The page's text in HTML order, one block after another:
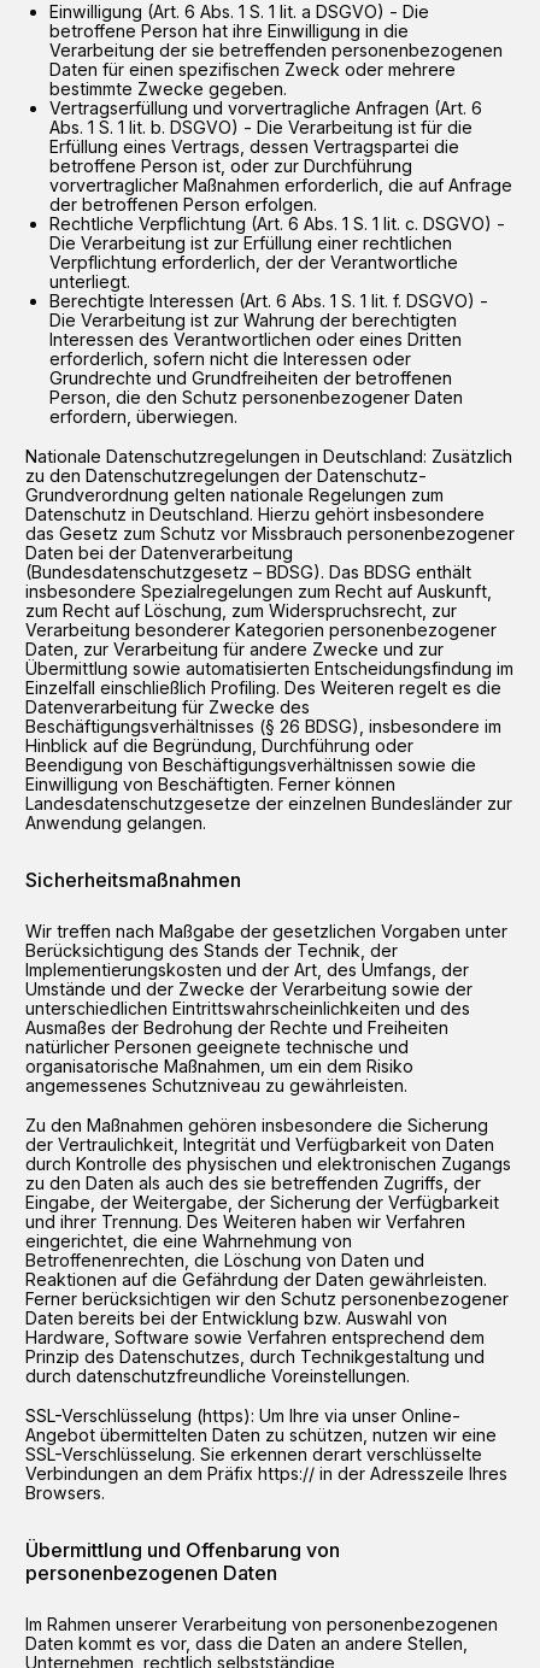
Einwilligung (Art. 6 Abs. 1 S. 1 lit. a DSGVO) - Die
betroffene Person hat ihre Einwilligung in die
Verarbeitung der sie betreffenden personenbezogenen
Daten für einen spezifischen Zweck oder mehrere
bestimmte Zwecke gegeben.
Vertragserfüllung und vorvertragliche Anfragen (Art. 6
Abs. 1 S. 1 lit. b. DSGVO) - Die Verarbeitung ist für die
Erfüllung eines Vertrags, dessen Vertragspartei die
betroffene Person ist, oder zur Durchführung
vorvertraglicher Maßnahmen erforderlich, die auf Anfrage
der betroffenen Person erfolgen.
Rechtliche Verpflichtung (Art. 6 Abs. 1 S. 1 lit. c. DSGVO) -
Die Verarbeitung ist zur Erfüllung einer rechtlichen
Verpflichtung erforderlich, der der Verantwortliche
unterliegt.
Berechtigte Interessen (Art. 6 Abs. 1 S. 1 lit. f. DSGVO) -
Die Verarbeitung ist zur Wahrung der berechtigten
Interessen des Verantwortlichen oder eines Dritten
erforderlich, sofern nicht die Interessen oder
Grundrechte und Grundfreiheiten der betroffenen
Person, die den Schutz personenbezogener Daten
erfordern, überwiegen.
Nationale Datenschutzregelungen in Deutschland: Zusätzlich
zu den Datenschutzregelungen der Datenschutz-
Grundverordnung gelten nationale Regelungen zum
Datenschutz in Deutschland. Hierzu gehört insbesondere
das Gesetz zum Schutz vor Missbrauch personenbezogener
Daten bei der Datenverarbeitung
(Bundesdatenschutzgesetz – BDSG). Das BDSG enthält
insbesondere Spezialregelungen zum Recht auf Auskunft,
zum Recht auf Löschung, zum Widerspruchsrecht, zur
Verarbeitung besonderer Kategorien personenbezogener
Daten, zur Verarbeitung für andere Zwecke und zur
Übermittlung sowie automatisierten Entscheidungsfindung im
Einzelfall einschließlich Profiling. Des Weiteren regelt es die
Datenverarbeitung für Zwecke des
Beschäftigungsverhältnisses (§ 26 BDSG), insbesondere im
Hinblick auf die Begründung, Durchführung oder
Beendigung von Beschäftigungsverhältnissen sowie die
Einwilligung von Beschäftigten. Ferner können
Landesdatenschutzgesetze der einzelnen Bundesländer zur
Anwendung gelangen.
Sicherheitsmaßnahmen
Wir treffen nach Maßgabe der gesetzlichen Vorgaben unter
Berücksichtigung des Stands der Technik, der
Implementierungskosten und der Art, des Umfangs, der
Umstände und der Zwecke der Verarbeitung sowie der
unterschiedlichen Eintrittswahrscheinlichkeiten und des
Ausmaßes der Bedrohung der Rechte und Freiheiten
natürlicher Personen geeignete technische und
organisatorische Maßnahmen, um ein dem Risiko
angemessenes Schutzniveau zu gewährleisten.
Zu den Maßnahmen gehören insbesondere die Sicherung
der Vertraulichkeit, Integrität und Verfügbarkeit von Daten
durch Kontrolle des physischen und elektronischen Zugangs
zu den Daten als auch des sie betreffenden Zugriffs, der
Eingabe, der Weitergabe, der Sicherung der Verfügbarkeit
und ihrer Trennung. Des Weiteren haben wir Verfahren
eingerichtet, die eine Wahrnehmung von
Betroffenenrechten, die Löschung von Daten und
Reaktionen auf die Gefährdung der Daten gewährleisten.
Ferner berücksichtigen wir den Schutz personenbezogener
Daten bereits bei der Entwicklung bzw. Auswahl von
Hardware, Software sowie Verfahren entsprechend dem
Prinzip des Datenschutzes, durch Technikgestaltung und
durch datenschutzfreundliche Voreinstellungen.
SSL-Verschlüsselung (https): Um Ihre via unser Online-
Angebot übermittelten Daten zu schützen, nutzen wir eine
SSL-Verschlüsselung. Sie erkennen derart verschlüsselte
Verbindungen an dem Präfix https:// in der Adresszeile Ihres
Browsers.
Übermittlung und Offenbarung von
personenbezogenen Daten
Im Rahmen unserer Verarbeitung von personenbezogenen
Daten kommt es vor, dass die Daten an andere Stellen,
Unternehmen, rechtlich selbstständige